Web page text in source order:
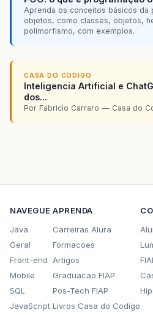
Aprenda os conceitos básicos da
objetos, como classes, objetos,
polimorfismo, com exemplos.
CASA DO CODIGO
Inteligencia Artificial e
dos...
Por Fabricio Carraro — Casa do
NAVEGUE
Java
Geral
Front-end
Mobile
SQL
JavaScript
APRENDA
Carreiras Alura
Formacoes
Artigos
Graduacao FIAP
Pos-Tech FIAP
Livros Casa do Codigo